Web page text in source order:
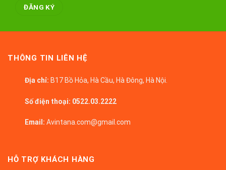
THÔNG TIN LIÊN HỆ
Địa chỉ: B17 Bồ Hỏa, Hà Cầu, Hà Đông, Hà Nội.
Số điện thoại: 0522.03.2222
Email: Avintana.com@gmail.com
HỖ TRỢ KHÁCH HÀNG